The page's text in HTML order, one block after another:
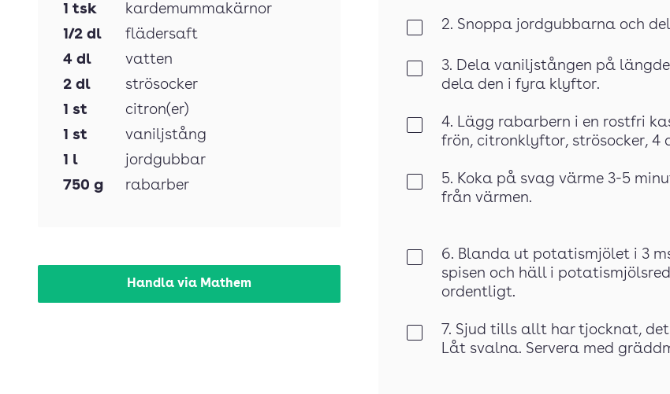
1 tsk
kardemummakärnor
1/2 dl
flädersaft
4 dl
vatten
2 dl
strösocker
1 st
citron(er)
1 st
vaniljstång
1 l
jordgubbar
750 g rabarber
Handla via Mathem
2. Snoppa jordgubbarna och
3. Dela vaniljstången på
dela den i fyra klyftor.
4. Lägg rabarbern i en rostfri
frön, citronklyftor, strösocker,
5. Koka på svag värme 3-5
från värmen.
6. Blanda ut potatismjölet i 3
spisen och häll i
ordentligt.
7. Sjud tills allt har tjocknat,
Låt svalna. Servera med